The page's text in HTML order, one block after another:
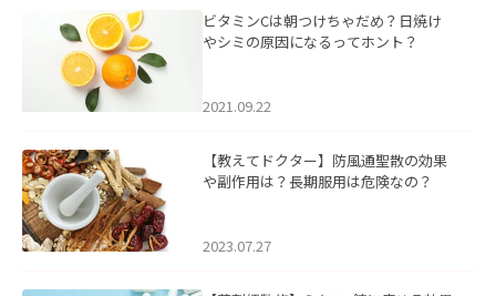
ビタミンCは朝つけちゃだめ？日焼け
やシミの原因になるってホント？
2021.09.22
【教えてドクター】防風通聖散の効果
や副作用は？長期服用は危険なの？
2023.07.27